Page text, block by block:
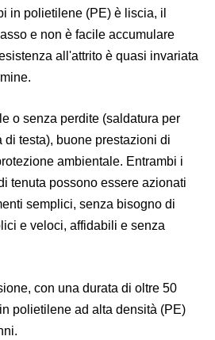
in polietilene (PE) è liscia, il
e non è facile accumulare
all'attrito è quasi invariata
o senza perdite (saldatura per
di testa), buone prestazioni di
ambientale. Entrambi i
tenuta possono essere azionati
semplici, senza bisogno di
e veloci, affidabili e senza
con una durata di oltre 50
polietilene ad alta densità (PE)